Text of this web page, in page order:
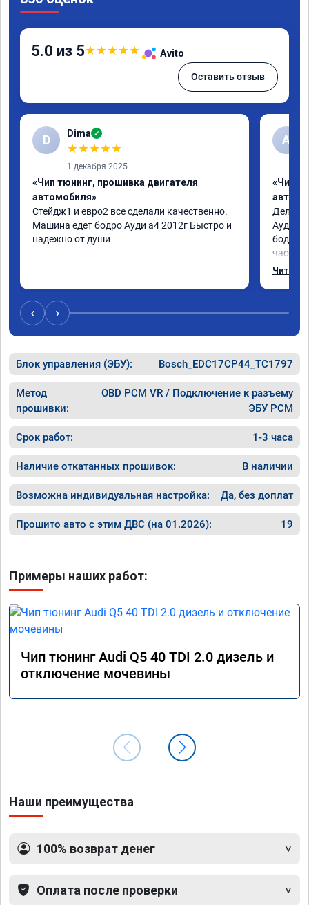
5.0 из 5★★★★★ Avito
Оставить отзыв
D Dima ✓
★★★★★
1 декабря 2025
«Чип тюнинг, прошивка двигателя
автомобиля»
Стейдж1 и евро2 все сделали качественно.
Машина едет бодро Ауди а4 2012г Быстро и
надежно от души
А
«Чип
Делал
как
Читать
‹ ›
Блок управления (ЭБУ): Bosch_EDC17CP44_TC1797
Метод
прошивки:
OBD PCM VR / Подключение к разъему
ЭБУ PCM
Срок работ: 1-3 часа
Наличие откатанных прошивок: В наличии
Возможна индивидуальная настройка: Да, без доплат
Прошито авто с этим ДВС (на 01.2026): 19
Примеры наших работ:
Чип тюнинг Audi Q5 40 TDI 2.0 дизель и
отключение мочевины
Наши преимущества
100% возврат денег
Оплата после проверки